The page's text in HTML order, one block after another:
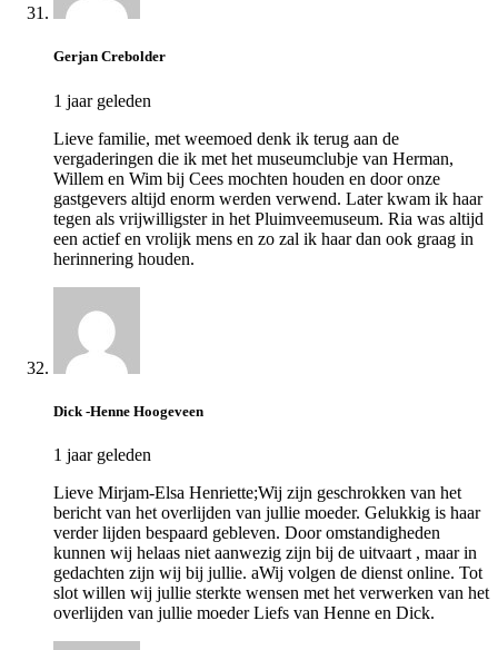
Gerjan Crebolder
1 jaar geleden
Lieve familie, met weemoed denk ik terug aan de
vergaderingen die ik met het museumclubje van Herman,
Willem en Wim bij Cees mochten houden en door onze
gastgevers altijd enorm werden verwend. Later kwam ik haar
tegen als vrijwilligster in het Pluimveemuseum. Ria was altijd
een actief en vrolijk mens en zo zal ik haar dan ook graag in
herinnering houden.
Dick -Henne Hoogeveen
1 jaar geleden
Lieve Mirjam-Elsa Henriette;Wij zijn geschrokken van het
bericht van het overlijden van jullie moeder. Gelukkig is haar
verder lijden bespaard gebleven. Door omstandigheden
kunnen wij helaas niet aanwezig zijn bij de uitvaart , maar in
gedachten zijn wij bij jullie. aWij volgen de dienst online. Tot
slot willen wij jullie sterkte wensen met het verwerken van het
overlijden van jullie moeder Liefs van Henne en Dick.